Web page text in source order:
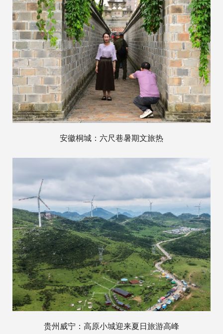
安徽桐城：六尺巷暑期文旅热
贵州威宁：高原小城迎来夏日旅游高峰